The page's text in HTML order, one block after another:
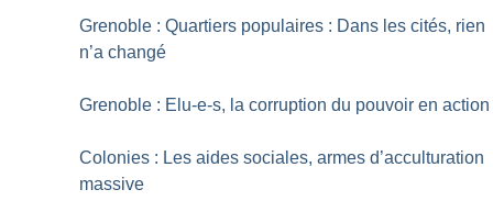
Grenoble : Quartiers populaires : Dans les cités, rien
n’a changé
Grenoble : Elu-e-s, la corruption du pouvoir en action
Colonies : Les aides sociales, armes d’acculturation
massive